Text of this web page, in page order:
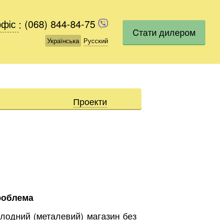
(068) 844-84-75
Українська Русский
: (068) 844-84-75
Українська Русский
Cтати дилером
Проекти
(металевий) магазин без